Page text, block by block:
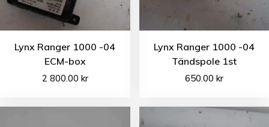
Lynx Ranger 1000 -04
ECM-box
2 800.00 kr
Lynx Ranger 1000 -04
Tändspole 1st
650.00 kr